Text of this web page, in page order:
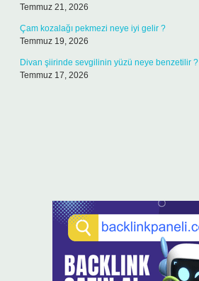
Temmuz 21, 2026
Çam kozalağı pekmezi neye iyi gelir ?
Temmuz 19, 2026
Divan şiirinde sevgilinin yüzü neye benzetilir ?
Temmuz 17, 2026